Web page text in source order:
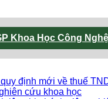
Khoa Học Công Nghệ
định mới về thuế
cứu khoa học